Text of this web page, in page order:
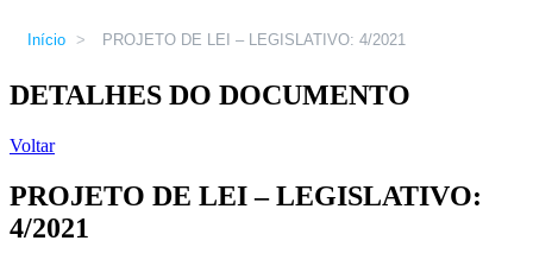
Início > PROJETO DE LEI – LEGISLATIVO: 4/2021
DETALHES DO DOCUMENTO
Voltar
PROJETO DE LEI – LEGISLATIVO:
4/2021